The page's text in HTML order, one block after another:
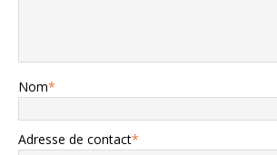
Nom*
Adresse de contact*